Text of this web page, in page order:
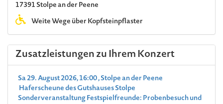
17391 Stolpe an der Peene
Weite Wege über Kopfsteinpflaster
Zusatzleistungen zu Ihrem Konzert
Sa 29. August 2026, 16:00 , Stolpe an der Peene
Haferscheune des Gutshauses Stolpe
Sonderveranstaltung Festspielfreunde: Probenbesuch und